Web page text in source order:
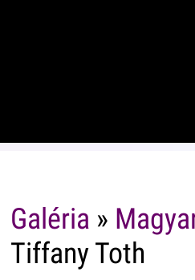
Galéria »
Tiffany Toth